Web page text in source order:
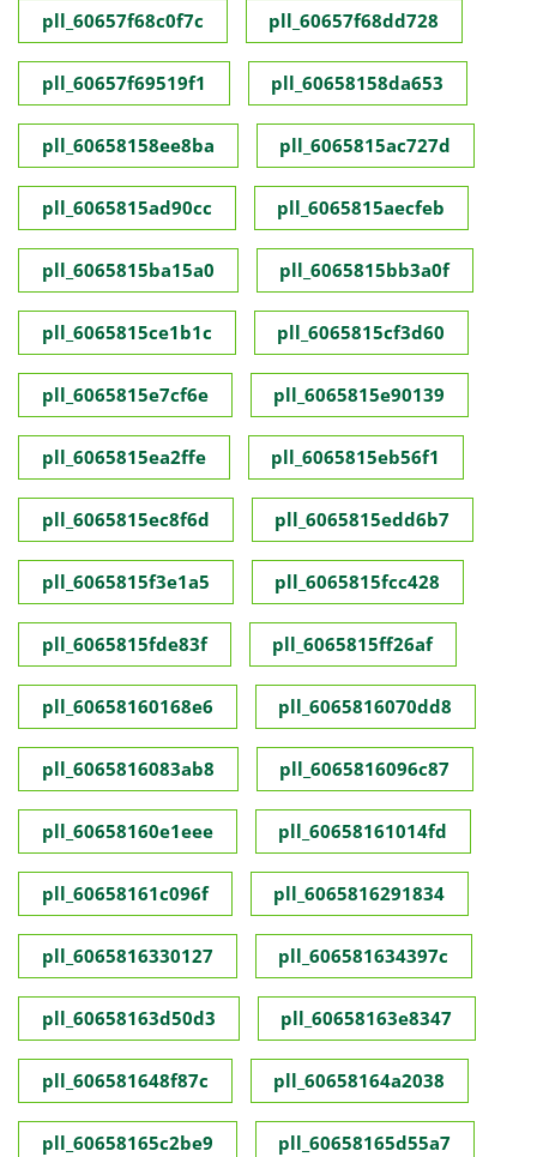
pll_60657f68c0f7c pll_60657f68dd728
pll_60657f69519f1 pll_60658158da653
pll_60658158ee8ba pll_6065815ac727d
pll_6065815ad90cc pll_6065815aecfeb
pll_6065815ba15a0 pll_6065815bb3a0f
pll_6065815ce1b1c pll_6065815cf3d60
pll_6065815e7cf6e pll_6065815e90139
pll_6065815ea2ffe pll_6065815eb56f1
pll_6065815ec8f6d pll_6065815edd6b7
pll_6065815f3e1a5 pll_6065815fcc428
pll_6065815fde83f pll_6065815ff26af
pll_60658160168e6 pll_6065816070dd8
pll_6065816083ab8 pll_6065816096c87
pll_60658160e1eee pll_60658161014fd
pll_60658161c096f pll_6065816291834
pll_6065816330127 pll_606581634397c
pll_60658163d50d3 pll_60658163e8347
pll_606581648f87c pll_60658164a2038
pll_60658165c2be9 pll_60658165d55a7